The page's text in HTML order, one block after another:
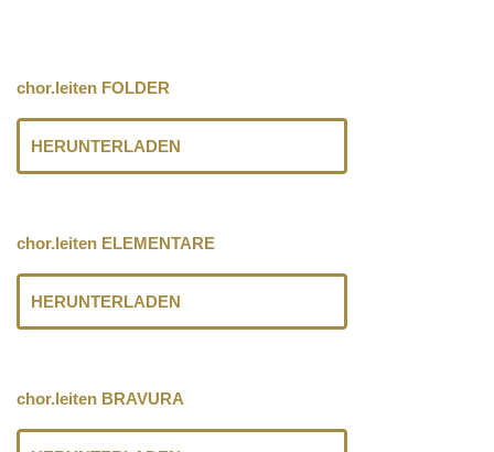
chor.leiten FOLDER
HERUNTERLADEN
chor.leiten ELEMENTARE
HERUNTERLADEN
chor.leiten BRAVURA